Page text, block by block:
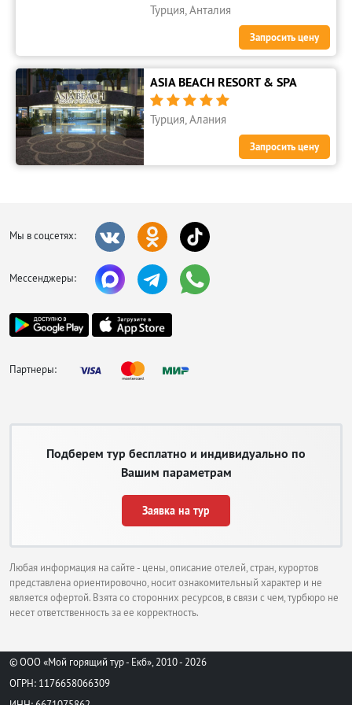
Турция, Анталия
Запросить цену
ASIA BEACH RESORT & SPA
    
Турция, Алания
Запросить цену
Мы в соцсетях:
Мессенджеры:
Партнеры:
Подберем тур бесплатно и индивидуально по
Вашим параметрам
Заявка на тур
Любая информация на сайте - цены, описание отелей, стран, курортов
представлена ориентировочно, носит ознакомительный характер и не
является офертой. Взята со сторонних ресурсов, в связи с чем, турбюро не
несет ответственность за ее корректность.
© ООО «Мой горящий тур - Екб», 2010 - 2026
ОГРН: 1176658066309